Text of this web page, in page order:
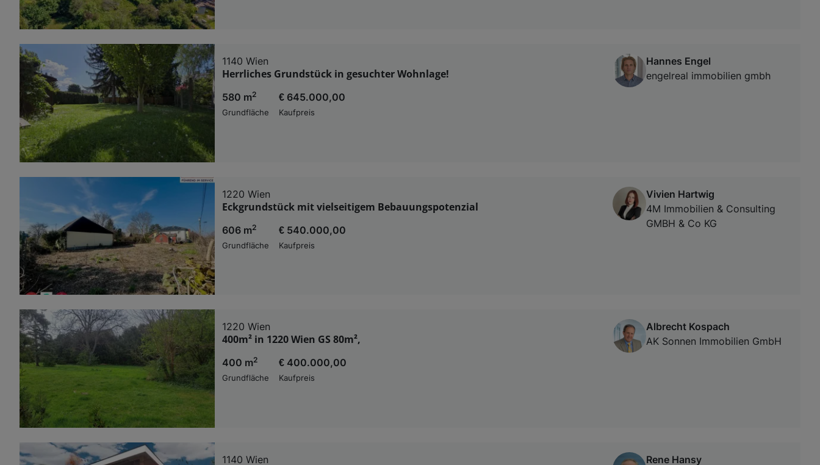
1140 Wien
Herrliches Grundstück in gesuchter Wohnlage!
580 m2
Grundfläche
€ 645.000,00
Kaufpreis
Hannes Engel
engelreal immobilien gmbh
1220 Wien
Eckgrundstück mit vielseitigem Bebauungspotenzial
606 m2
Grundfläche
€ 540.000,00
Kaufpreis
Vivien Hartwig
4M Immobilien & Consulting
GMBH & Co KG
1220 Wien
400m² in 1220 Wien GS 80m²,
400 m2
Grundfläche
€ 400.000,00
Kaufpreis
Albrecht Kospach
AK Sonnen Immobilien GmbH
1140 Wien
Rene Hansy